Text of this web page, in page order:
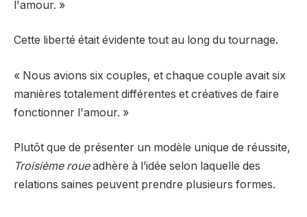
l'amour. »
Cette liberté était évidente tout au long du tournage.
« Nous avions six couples, et chaque couple avait six
manières totalement différentes et créatives de faire
fonctionner l'amour. »
Plutôt que de présenter un modèle unique de réussite,
Troisième roueadhère à l’idée selon laquelle des
relations saines peuvent prendre plusieurs formes.